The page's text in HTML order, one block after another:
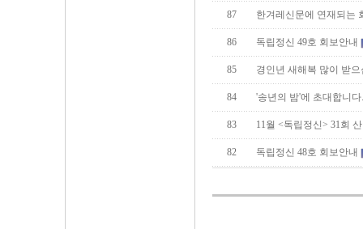
87 한겨레신문에 연재되는
86 독립정신 49호 회보안내
85 경인년 새해복 많이 받으
84 '송년의 밤'에 초대합니다.
83 11월 <독립정신> 31회
82 독립정신 48호 회보안내